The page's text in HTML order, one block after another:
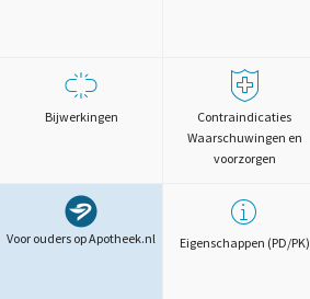
Bijwerkingen
Contraindicaties
Waarschuwingen en
voorzorgen
Voor ouders op Apotheek.nl Eigenschappen (PD/PK)